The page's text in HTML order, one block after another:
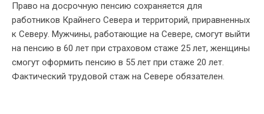
Право на досрочную пенсию сохраняется для
работников Крайнего Севера и территорий, приравненных
к Северу. Мужчины, работающие на Севере, смогут выйти
на пенсию в 60 лет при страховом стаже 25 лет, женщины
смогут оформить пенсию в 55 лет при стаже 20 лет.
Фактический трудовой стаж на Севере обязателен.